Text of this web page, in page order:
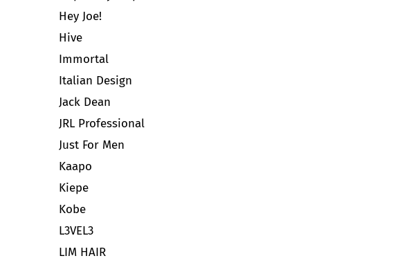
Hey Joe!
Hive
Immortal
Italian Design
Jack Dean
JRL Professional
Just For Men
Kaapo
Kiepe
Kobe
L3VEL3
LIM HAIR